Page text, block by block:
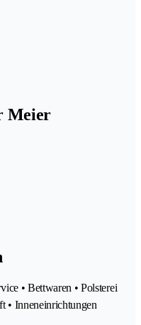
Meier
• Bettwaren • Polsterei
• Inneneinrichtungen